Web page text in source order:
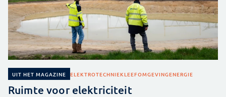
UIT HET MAGAZINE ELEKTROTECHNIEKLEEFOMGEVINGENERGIE
Ruimte voor elektriciteit